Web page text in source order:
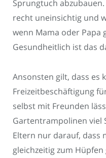
Sprungtuch
recht uneinsichtig und
wenn Mama oder Papa
Gesundheitlich ist das
Ansonsten gilt, dass es
Freizeitbeschäftigung
selbst mit Freunden
Gartentrampolinen viel
Eltern nur darauf, dass
gleichzeitig zum